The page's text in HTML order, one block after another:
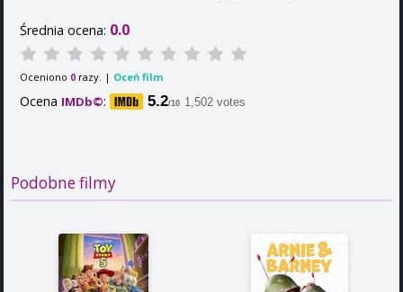
Średnia ocena: 0.0
Oceniono 0 razy. | Oceń film
Ocena IMDb©: 5.2/10 1,502 votes
Podobne filmy